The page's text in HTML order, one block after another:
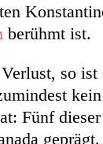
berühmt ist.
so
Fünf